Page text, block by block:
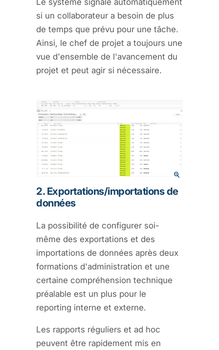
si un collaborateur a besoin de plus
de temps que prévu pour une tâche.
Ainsi, le chef de projet a toujours une
vue d'ensemble de l'avancement du
projet et peut agir si nécessaire.
2. Exportations/importations de
données
La possibilité de configurer soi-
même des exportations et des
importations de données après deux
formations d'administration et une
certaine compréhension technique
préalable est un plus pour le
reporting interne et externe.
Les rapports réguliers et ad hoc
peuvent être rapidement mis en